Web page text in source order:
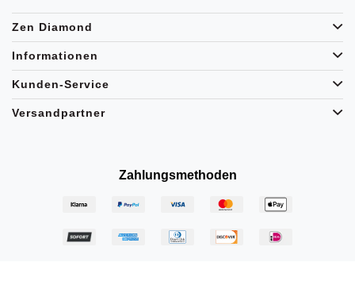
Zen Diamond
Informationen
Kunden-Service
Versandpartner
Zahlungsmethoden